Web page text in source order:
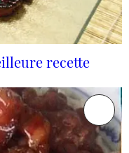
recette